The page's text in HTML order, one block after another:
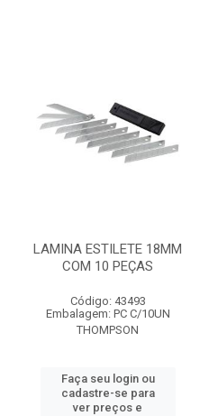
LAMINA ESTILETE 18MM
COM 10 PEÇAS
Código: 43493
Embalagem: PC C/10UN
THOMPSON
Faça seu login ou
cadastre-se para
ver preços e